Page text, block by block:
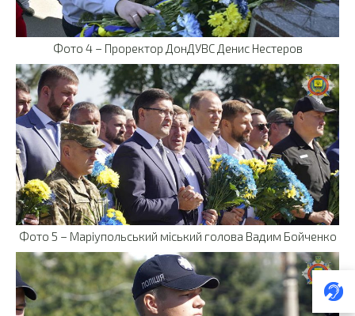
Фото 4 – Проректор ДонДУВС Денис Нестеров
Фото 5 – Маріупольський міський голова Вадим Бойченко